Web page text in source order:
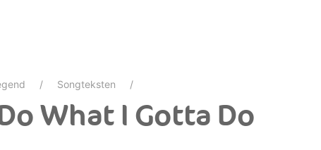
Songteksten
What I Gotta Do